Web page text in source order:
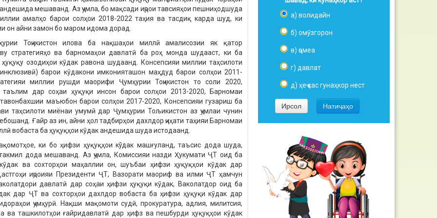
мешаванд. Аз ҷумла, бо мақсади иҷрои тавсияҳои пешниҳодшуда
амалҳо барои солҳои 2018-2022 таҳия ва тасдиқ карда шуд, ки
он айни замон бо маром идома дорад.
Тоҷикистон илова ба нақшаҳои миллӣ амалисозии як қатор
стратегияҳо ва барномаҳои давлатӣ ба роҳ монда шудааст, ки ба
озодиҳои кӯдак равона шудаанд. Консепсияи миллии таҳсилоти
барои кӯдакони имконияташон маҳдуд барои солҳои 2011-
миллии рушди маорифи Ҷумҳурии Тоҷикистон то соли 2020,
таълим дар соҳаи ҳуқуқи инсон барои солҳои 2013-2020, Барномаи
маъюбон барои солҳои 2017-2020, Консепсияи гузариш ба
таҳсилоти миёнаи умумӣ дар Ҷумҳурии Тољикистон аз ҷумлаи чунин
Ғайр аз ин, айни ҳол тадбирҳои дахлдор ҷиҳати таҳияи Барномаи
вобаста ба ҳуқуқҳои кӯдак андешида шуда истодаанд.
ки бо ҳифзи ҳуқуқҳои кўдак машғуланд, таъсис дода шуда,
дода мешаванд. Аз ҷумла, Комиссияи назди Ҳукумати ҶТ оид ба
ва сохторҳои маҳаллии он, шуъбаи ҳифзи ҳуқуқҳои кӯдак дар
иҷроияи Президенти ҶТ, Вазорати маориф ва илми ҶТ ҳамчун
давлатӣ дар соҳаи ҳифзи ҳуқуқи кӯдак, Ваколатдор оид ба
дар ҶТ ва сохторҳои дахлдор вобаста ба ҳифзи ҳуқуқи кӯдак дар
ҷумҳурӣ. Нақши мақомоти судӣ, прокуратура, адлия, милитсия,
ва ташкилотҳои ғайридавлатӣ дар ҳифз ва пешбурди ҳуқуқҳои кӯдак
а) волидайн
б) омӯзгорон
в) ҷомеа
г) давлат
д) ҳеҷ кас гунаҳкор нест